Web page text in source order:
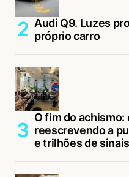
Audi Q9. Luzes
próprio carro
O fim do achismo:
reescrevendo a
e trilhões de sinais